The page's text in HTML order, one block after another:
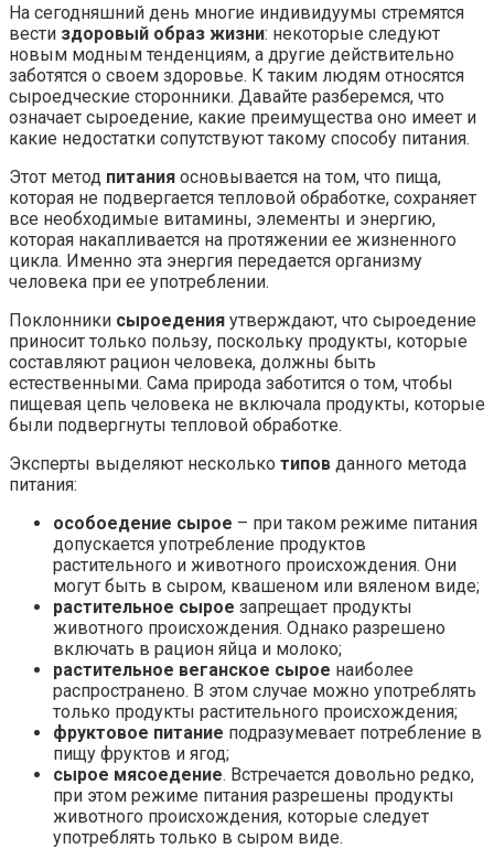
На сегодняшний день многие индивидуумы стремятся
вести здоровый образ жизни: некоторые следуют
новым модным тенденциям, а другие действительно
заботятся о своем здоровье. К таким людям относятся
сыроедческие сторонники. Давайте разберемся, что
означает сыроедение, какие преимущества оно имеет и
какие недостатки сопутствуют такому способу питания.
Этот метод питания основывается на том, что пища,
которая не подвергается тепловой обработке, сохраняет
все необходимые витамины, элементы и энергию,
которая накапливается на протяжении ее жизненного
цикла. Именно эта энергия передается организму
человека при ее употреблении.
Поклонники сыроедения утверждают, что сыроедение
приносит только пользу, поскольку продукты, которые
составляют рацион человека, должны быть
естественными. Сама природа заботится о том, чтобы
пищевая цепь человека не включала продукты, которые
были подвергнуты тепловой обработке.
Эксперты выделяют несколько типов данного метода
питания:
особоедение сырое – при таком режиме питания
допускается употребление продуктов
растительного и животного происхождения. Они
могут быть в сыром, квашеном или вяленом виде;
растительное сырое запрещает продукты
животного происхождения. Однако разрешено
включать в рацион яйца и молоко;
растительное веганское сырое наиболее
распространено. В этом случае можно употреблять
только продукты растительного происхождения;
фруктовое питание подразумевает потребление в
пищу фруктов и ягод;
сырое мясоедение. Встречается довольно редко,
при этом режиме питания разрешены продукты
животного происхождения, которые следует
употреблять только в сыром виде.